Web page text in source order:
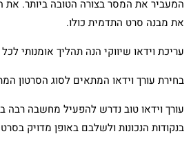
המעביר את המסר בצורה הטובה ביותר. את
את מבנה סרט התדמית כולו.
עריכת וידאו שיווקי הנה תהליך אומנותי
בחירת עורך וידאו המתאים לסוג
עורך וידאו טוב נדרש להפעיל מחשבה רבה
בנקודות הנכונות ולשלבם באופן מדויק